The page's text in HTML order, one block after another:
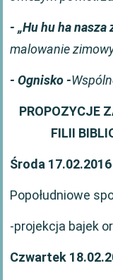
- „Hu hu ha nasza
malowanie
- Ognisko -
PROPOZYCJE
FILII
Środa
Popołudniowe
-projekcja bajek
Czwartek